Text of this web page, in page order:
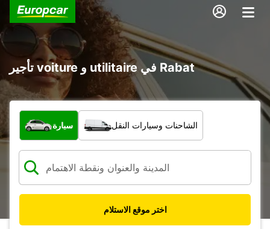
تأجير voiture و utilitaire في Rabat
ما نوع المركبة؟
سيارة الشاحنات وسيارات النقل
اختر موقع الاستلام